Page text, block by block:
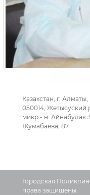
Казахстан, г. Алматы,
050014, Жетысуский
микр - н. Айнабулак
Жумабаева, 87
Городская
права защищены.